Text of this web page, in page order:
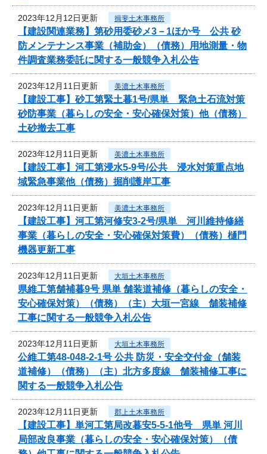
2023年12月12日更新 揖斐土木事務所
【建設関連業務】第砂用委砂メ3－1ほか号 公共 砂
防メンテナンス事業（補助金）（債務）用地測量・物
件調査業務委託に関する一般競争入札公告
2023年12月11日更新 美濃土木事務所
【建設工事】砂工第緊土暮1号/県単 緊急土石流対策
砂防事業（暮らしの安全・安心確保対策）他（債務）
土砂撤去工事
2023年12月11日更新 美濃土木事務所
【建設工事】河工第浸水5-9号/公共 浸水対策重点地
域緊急事業他（債務）掘削護岸工事
2023年12月11日更新 美濃土木事務所
【建設工事】河工第河修安3-2号/県単 河川維持修繕
事業（暮らしの安全・安心確保対策費）（債務）樋門
機器更新工事
2023年12月11日更新 大垣土木事務所
県維工第舗補暮9号 県単 舗装道補修（暮らしの安全・
安心確保対策）（債務）（主）大垣一宮線 舗装補修
工事に関する一般競争入札公告
2023年12月11日更新 大垣土木事務所
公維工第48-048-2-1号 公共 防災・安全交付金（舗装
道補修）（債務）（主）北方多度線 舗装補修工事に
関する一般競争入札公告
2023年12月11日更新 郡上土木事務所
【建設工事】単河工第局改暮安5-5-1他号 県単 河川
局部改良事業（暮らしの安全・安心確保対策）（債